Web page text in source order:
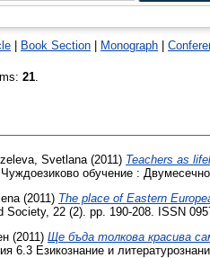
Book Section Monograph
21.
Svetlana(2011) Teachers as
Чуждоезиково обучение :
(2011) The place of Eastern
Society, 22 (2). pp. 190-208. ISSN
(2011) Ще бъда толкова красива
6.3 Езикознание и